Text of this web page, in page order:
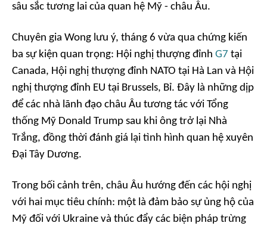
sâu sắc tương lai của quan hệ Mỹ - châu Âu.
Chuyên gia Wong lưu ý, tháng 6 vừa qua chứng kiến
ba sự kiện quan trọng: Hội nghị thượng đỉnh G7 tại
Canada, Hội nghị thượng đỉnh NATO tại Hà Lan và Hội
nghị thượng đỉnh EU tại Brussels, Bỉ. Đây là những dịp
để các nhà lãnh đạo châu Âu tương tác với Tổng
thống Mỹ Donald Trump sau khi ông trở lại Nhà
Trắng, đồng thời đánh giá lại tình hình quan hệ xuyên
Đại Tây Dương.
Trong bối cảnh trên, châu Âu hướng đến các hội nghị
với hai mục tiêu chính: một là đảm bảo sự ủng hộ của
Mỹ đối với Ukraine và thúc đẩy các biện pháp trừng